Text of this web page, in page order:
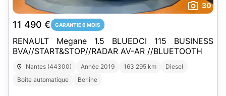
30
11 490 € GARANTIE 6 MOIS
RENAULT Megane 1.5 BLUEDCI 115 BUSINESS
BVA//START&STOP//RADAR AV-AR //BLUETOOTH
Nantes (44300) Année 2019 163 295 km
Diesel
Boîte automatique
Berline